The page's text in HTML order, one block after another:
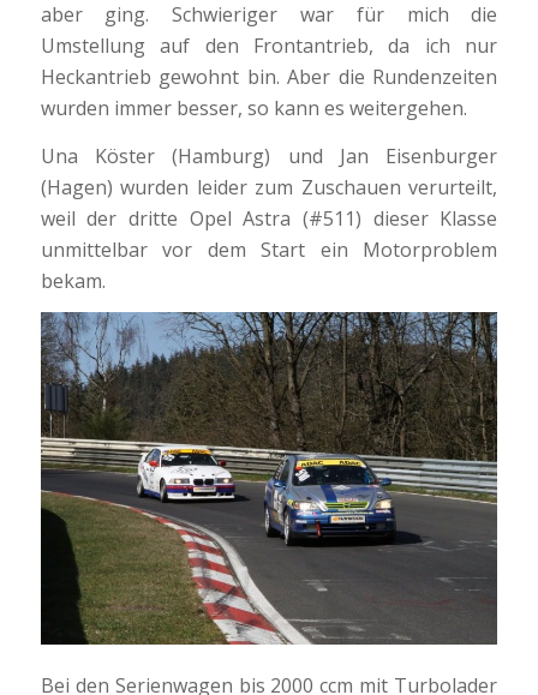
aber ging. Schwieriger war für mich die
Umstellung auf den Frontantrieb, da ich nur
Heckantrieb gewohnt bin. Aber die Rundenzeiten
wurden immer besser, so kann es weitergehen.
Una Köster (Hamburg) und Jan Eisenburger
(Hagen) wurden leider zum Zuschauen verurteilt,
weil der dritte Opel Astra (#511) dieser Klasse
unmittelbar vor dem Start ein Motorproblem
bekam.
Bei den Serienwagen bis 2000 ccm mit Turbolader